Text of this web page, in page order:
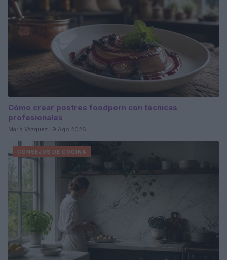
Cómo crear postres foodporn con técnicas
profesionales
María Vázquez · 9 Ago 2026
CONSEJOS DE COCINA